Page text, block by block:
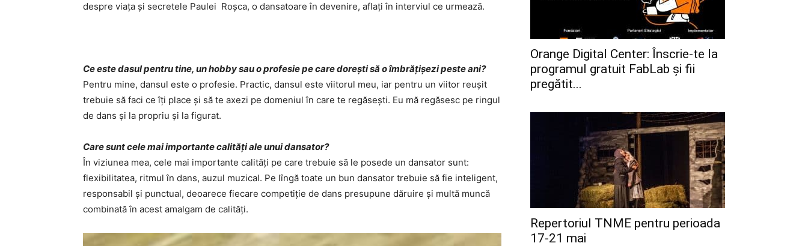
despre viața și secretele Paulei Roșca, o dansatoare în devenire, aflați în interviul ce urmează.
Ce este dasul pentru tine, un hobby sau o profesie pe care dorești să o îmbrățișezi peste ani?
Pentru mine, dansul este o profesie. Practic, dansul este viitorul meu, iar pentru un viitor reușit
trebuie să faci ce îți place și să te axezi pe domeniul în care te regăsești. Eu mă regăsesc pe ringul
de dans și la propriu și la figurat.
Care sunt cele mai importante calități ale unui dansator?
În viziunea mea, cele mai importante calități pe care trebuie să le posede un dansator sunt:
flexibilitatea, ritmul în dans, auzul muzical. Pe lîngă toate un bun dansator trebuie să fie inteligent,
responsabil și punctual, deoarece fiecare competiție de dans presupune dăruire și multă muncă
combinată în acest amalgam de calități.
Orange Digital Center: Înscrie-te la
programul gratuit FabLab și fii
pregătit...
Repertoriul TNME pentru perioada
17-21 mai